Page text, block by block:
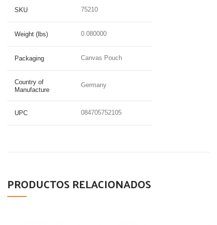
SKU 75210
Weight (lbs) 0.080000
Packaging Canvas Pouch
Country of
Manufacture
Germany
UPC 084705752105
PRODUCTOS RELACIONADOS